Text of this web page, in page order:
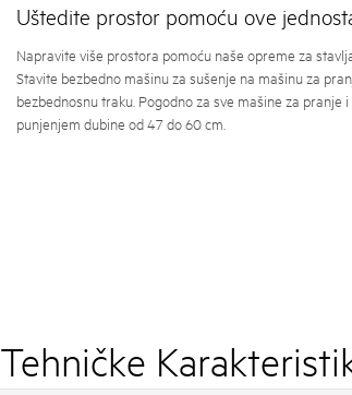
Uštedite prostor pomoću ove
Napravite više prostora pomoću naše opreme za
Stavite bezbedno mašinu za sušenje na mašinu za
bezbednosnu traku. Pogodno za sve mašine za pranje
punjenjem dubine od 47 do 60 cm.
Tehničke